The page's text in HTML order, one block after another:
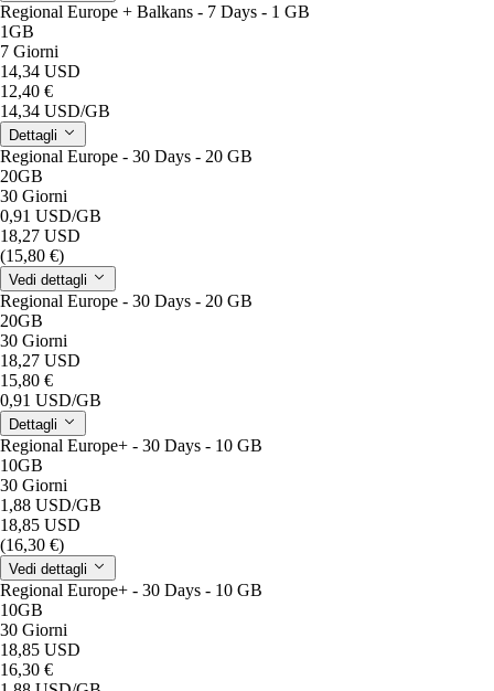
Regional Europe + Balkans - 7 Days - 1 GB
1GB
7 Giorni
14,34 USD
12,40 €
14,34 USD/GB
Dettagli
Regional Europe - 30 Days - 20 GB
20GB
30 Giorni
0,91 USD/GB
18,27 USD
(15,80 €)
Vedi dettagli
Regional Europe - 30 Days - 20 GB
20GB
30 Giorni
18,27 USD
15,80 €
0,91 USD/GB
Dettagli
Regional Europe+ - 30 Days - 10 GB
10GB
30 Giorni
1,88 USD/GB
18,85 USD
(16,30 €)
Vedi dettagli
Regional Europe+ - 30 Days - 10 GB
10GB
30 Giorni
18,85 USD
16,30 €